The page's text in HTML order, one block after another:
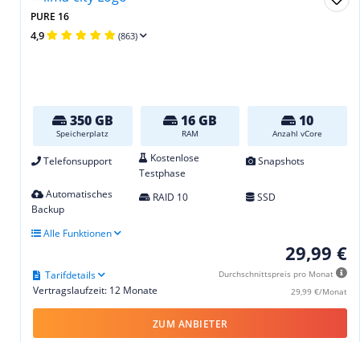
PURE 16
4,9 (863)
350 GB
Speicherplatz
16 GB
RAM
10
Anzahl vCore
Telefonsupport
Kostenlose
Testphase
Snapshots
Automatisches
Backup
RAID 10 SSD
Alle Funktionen
29,99 €
Durchschnittspreis pro Monat
29,99 €/Monat
Vertragslaufzeit: 12 Monate
Tarifdetails
ZUM ANBIETER